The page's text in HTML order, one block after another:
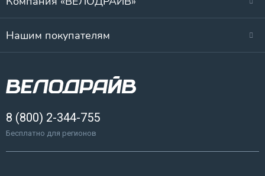
Нашим покупателям
8 (800) 2-344-755
Бесплатно для регионов